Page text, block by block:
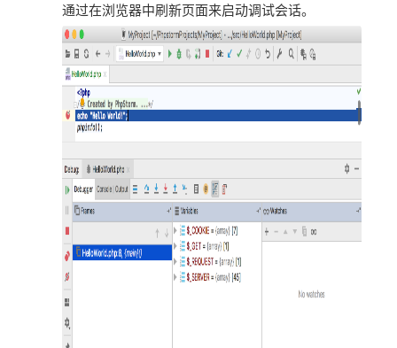
通过在浏览器中刷新页面来启动调试会话。